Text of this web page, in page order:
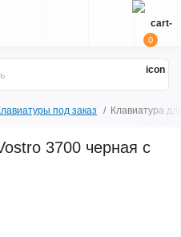
0
под заказ Клавиатура
3700 черная с